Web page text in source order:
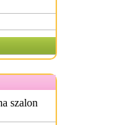
szalon